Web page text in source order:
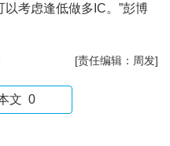
考虑逢低做多IC。”彭博
[责任编辑：周发]
文 0